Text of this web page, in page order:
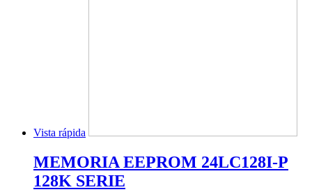
Vista rápida
MEMORIA EEPROM 24LC128I-P
128K SERIE